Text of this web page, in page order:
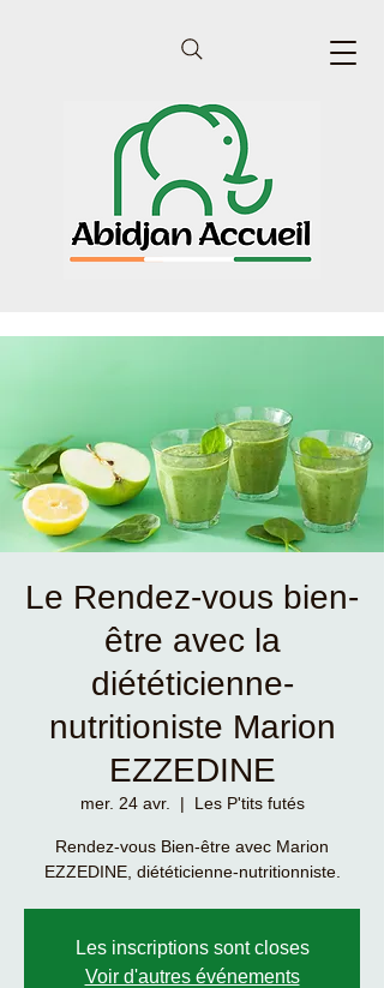
Le Rendez-vous bien-
être avec la
diététicienne-
nutritioniste Marion
EZZEDINE
mer. 24 avr.
  |
Les P'tits futés
Rendez-vous Bien-être avec Marion
EZZEDINE, diététicienne-nutritionniste.
Les inscriptions sont closes
Voir d'autres événements